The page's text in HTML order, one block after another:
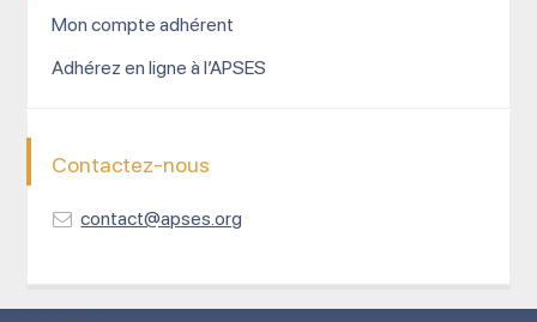
Mon compte adhérent
Adhérez en ligne à l’APSES
Contactez-nous
contact@apses.org